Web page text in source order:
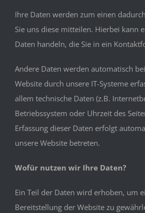
Ihre Daten werden zum einen
Sie uns diese mitteilen. Hierbei kann
Daten handeln, die Sie in ein
Andere Daten werden automatisch
Website durch unsere IT-Systeme
allem technische Daten (z.B.
Betriebssystem oder Uhrzeit des
Erfassung dieser Daten erfolgt
unsere Website betreten.
Wofür nutzen wir Ihre Daten?
Ein Teil der Daten wird erhoben, um
Bereitstellung der Website zu